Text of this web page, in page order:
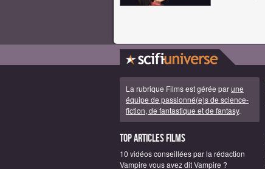
La rubrique Films est gérée parune
équipe de passionné(e)s de science-
fiction, de fantastique et de fantasy.
Top articles Films
10 vidéos conseillées par la rédaction
Vampire vous avez dit Vampire ?